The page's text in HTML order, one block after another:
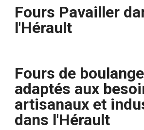
Fours Pavailler
l'Hérault
Fours de
adaptés aux
artisanaux et
dans l'Hérault